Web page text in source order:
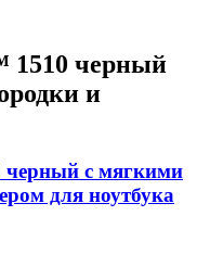
1510 черный
и
с мягкими
для ноутбука